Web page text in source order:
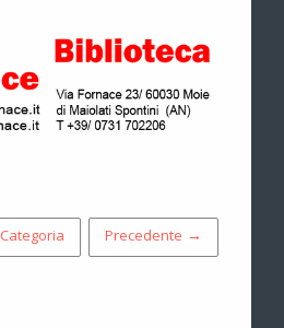
Categoria Precedente →